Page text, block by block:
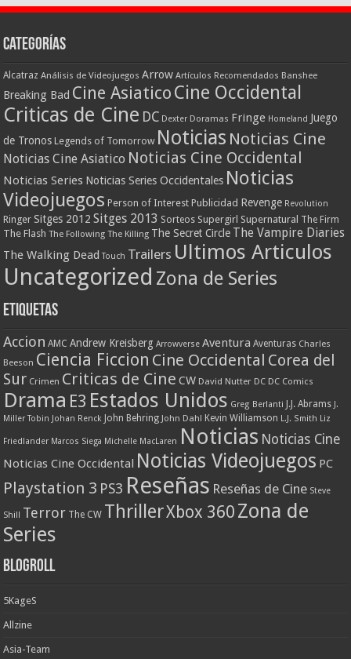
Categorías
Alcatraz Análisis de Videojuegos Arrow Artículos Recomendados Banshee
Breaking Bad Cine AsiaticoCine Occidental
Criticas de Cine DC Dexter Doramas Fringe Homeland Juego
de Tronos Legends of Tomorrow Noticias Noticias Cine
Noticias Cine Asiatico Noticias Cine Occidental
Noticias Series Noticias Series Occidentales Noticias
Videojuegos Person of Interest Publicidad Revenge Revolution
Ringer Sitges 2012 Sitges 2013 Sorteos Supergirl Supernatural The Firm
The Flash The Following The Killing The Secret Circle The Vampire Diaries
The Walking Dead Touch Trailers Ultimos Articulos
Uncategorized Zona de Series
Etiquetas
Accion AMC Andrew Kreisberg Arrowverse Aventura Aventuras Charles
Beeson Ciencia Ficcion Cine Occidental Corea del
Sur Crimen Criticas de Cine CW David Nutter DC DC Comics
Drama E3 Estados Unidos Greg Berlanti J.J. Abrams J.
Miller Tobin
Johan Renck John Behring John Dahl Kevin Williamson L.J. Smith Liz
Friedlander Marcos Siega Michelle MacLaren Noticias Noticias Cine
Noticias Cine Occidental Noticias Videojuegos PC
Playstation 3 PS3 Reseñas Reseñas de Cine Steve
Shill Terror The CW ThrillerXbox 360 Zona de
Series
Blogroll
5KageS
Allzine
Asia-Team